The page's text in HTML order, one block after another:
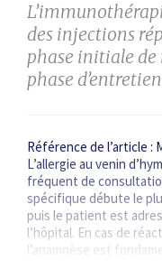
des injections
phase initiale de
phase
Référence de l’article :
L’allergie au venin
fréquent de
spécifique débute le
puis le patient est
l’hôpital. En cas de
l’anamnèse est